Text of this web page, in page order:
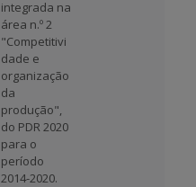
integrada na
área n.º 2
"Competitivi
dade e
organização
da
produção",
do PDR 2020
para o
período
2014-2020.